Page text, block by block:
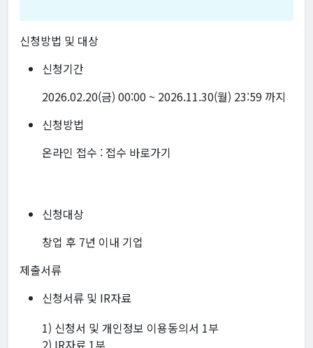
신청방법 및 대상
신청기간
2026.02.20(금) 00:00 ~ 2026.11.30(월) 23:59 까지
신청방법
온라인 접수 : 접수 바로가기
신청대상
창업 후 7년 이내 기업
제출서류
신청서류 및 IR자료
1) 신청서 및 개인정보 이용동의서 1부
2) IR자료 1부